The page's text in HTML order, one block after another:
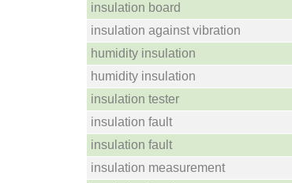
insulation board
insulation against vibration
humidity insulation
humidity insulation
insulation tester
insulation fault
insulation fault
insulation measurement